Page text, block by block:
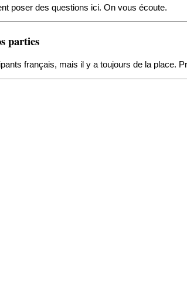
poser des questions ici. On vous écoute.
parties
français, mais il y a toujours de la place.